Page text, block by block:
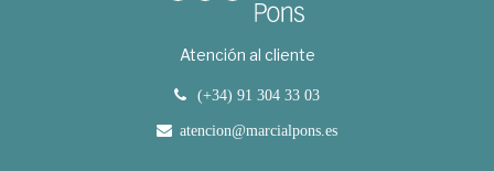
Atención al cliente
(+34) 91 304 33 03
atencion@marcialpons.es